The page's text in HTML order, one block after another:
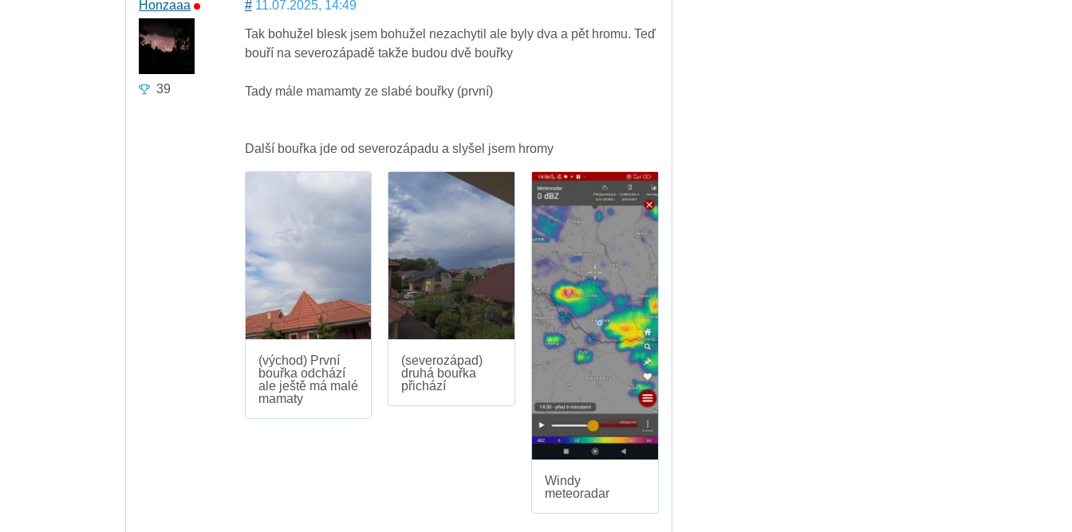
Honzaaa
39
#11.07.2025, 14:49
Tak bohužel blesk jsem bohužel nezachytil ale byly dva a pět hromu. Teď
bouří na severozápadě takže budou dvě bouřky
Tady mále mamamty ze slabé bouřky (první)
Další bouřka jde od severozápadu a slyšel jsem hromy
(východ) První
bouřka odchází
ale ještě má malé
mamaty
(severozápad)
druhá bouřka
přichází
Windy
meteoradar